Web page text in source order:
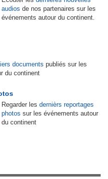
audios de nos partenaires sur les
événements autour du continent.
documents publiés sur les
du continent
Regarder les dernièrs reportages
photos sur les événements autour
du continent